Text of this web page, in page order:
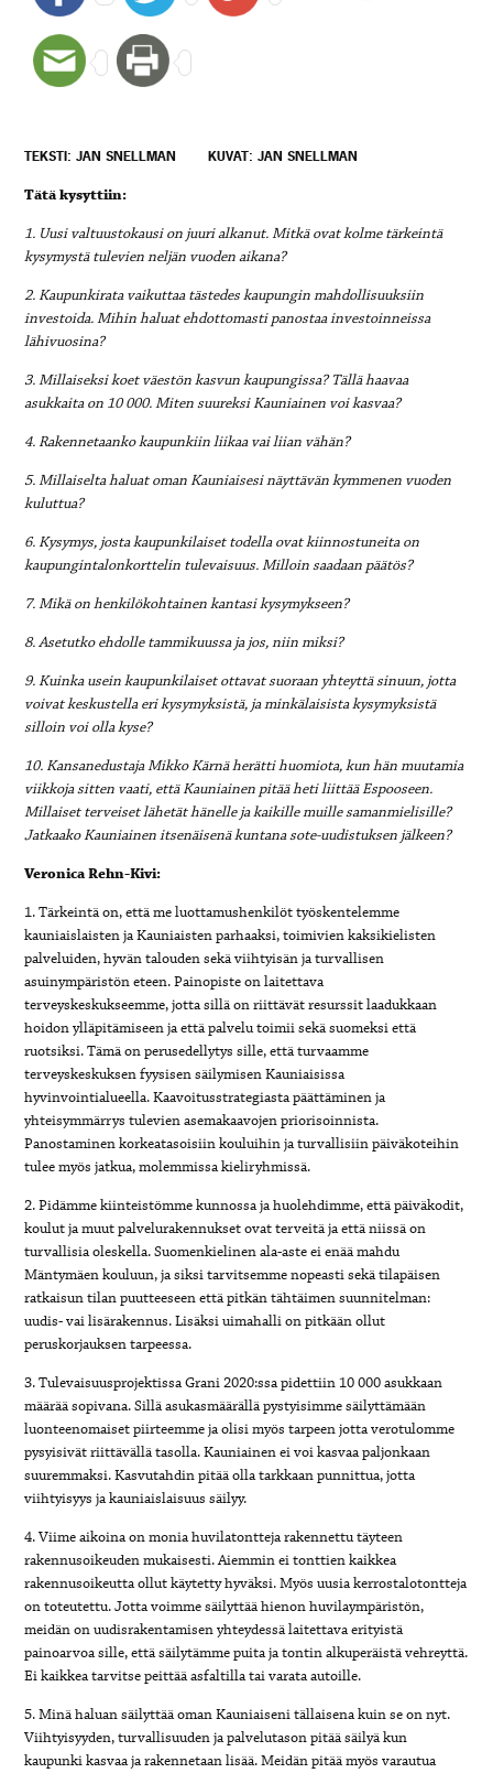
TEKSTI: JAN SNELLMAN KUVAT: JAN SNELLMAN
Tätä kysyttiin:
1. Uusi valtuustokausi on juuri alkanut. Mitkä ovat kolme tärkeintä
kysymystä tulevien neljän vuoden aikana?
2. Kaupunkirata vaikuttaa tästedes kaupungin mahdollisuuksiin
investoida. Mihin haluat ehdottomasti panostaa investoinneissa
lähivuosina?
3. Millaiseksi koet väestön kasvun kaupungissa? Tällä haavaa
asukkaita on 10 000. Miten suureksi Kauniainen voi kasvaa?
4. Rakennetaanko kaupunkiin liikaa vai liian vähän?
5. Millaiselta haluat oman Kauniaisesi näyttävän kymmenen vuoden
kuluttua?
6. Kysymys, josta kaupunkilaiset todella ovat kiinnostuneita on
kaupungintalonkorttelin tulevaisuus. Milloin saadaan päätös?
7. Mikä on henkilökohtainen kantasi kysymykseen?
8. Asetutko ehdolle tammikuussa ja jos, niin miksi?
9. Kuinka usein kaupunkilaiset ottavat suoraan yhteyttä sinuun, jotta
voivat keskustella eri kysymyksistä, ja minkälaisista kysymyksistä
silloin voi olla kyse?
10. Kansanedustaja Mikko Kärnä herätti huomiota, kun hän muutamia
viikkoja sitten vaati, että Kauniainen pitää heti liittää Espooseen.
Millaiset terveiset lähetät hänelle ja kaikille muille samanmielisille?
Jatkaako Kauniainen itsenäisenä kuntana sote-uudistuksen jälkeen?
Veronica Rehn-Kivi:
1. Tärkeintä on, että me luottamushenkilöt työskentelemme
kauniaislaisten ja Kauniaisten parhaaksi, toimivien kaksikielisten
palveluiden, hyvän talouden sekä viihtyisän ja turvallisen
asuinympäristön eteen. Painopiste on laitettava
terveyskeskukseemme, jotta sillä on riittävät resurssit laadukkaan
hoidon ylläpitämiseen ja että palvelu toimii sekä suomeksi että
ruotsiksi. Tämä on perusedellytys sille, että turvaamme
terveyskeskuksen fyysisen säilymisen Kauniaisissa
hyvinvointialueella. Kaavoitusstrategiasta päättäminen ja
yhteisymmärrys tulevien asemakaavojen priorisoinnista.
Panostaminen korkeatasoisiin kouluihin ja turvallisiin päiväkoteihin
tulee myös jatkua, molemmissa kieliryhmissä.
2. Pidämme kiinteistömme kunnossa ja huolehdimme, että päiväkodit,
koulut ja muut palvelurakennukset ovat terveitä ja että niissä on
turvallisia oleskella. Suomenkielinen ala-aste ei enää mahdu
Mäntymäen kouluun, ja siksi tarvitsemme nopeasti sekä tilapäisen
ratkaisun tilan puutteeseen että pitkän tähtäimen suunnitelman:
uudis- vai lisärakennus. Lisäksi uimahalli on pitkään ollut
peruskorjauksen tarpeessa.
3. Tulevaisuusprojektissa Grani 2020:ssa pidettiin 10 000 asukkaan
määrää sopivana. Sillä asukasmäärällä pystyisimme säilyttämään
luonteenomaiset piirteemme ja olisi myös tarpeen jotta verotulomme
pysyisivät riittävällä tasolla. Kauniainen ei voi kasvaa paljonkaan
suuremmaksi. Kasvutahdin pitää olla tarkkaan punnittua, jotta
viihtyisyys ja kauniaislaisuus säilyy.
4. Viime aikoina on monia huvilatontteja rakennettu täyteen
rakennusoikeuden mukaisesti. Aiemmin ei tonttien kaikkea
rakennusoikeutta ollut käytetty hyväksi. Myös uusia kerrostalotontteja
on toteutettu. Jotta voimme säilyttää hienon huvilaympäristön,
meidän on uudisrakentamisen yhteydessä laitettava erityistä
painoarvoa sille, että säilytämme puita ja tontin alkuperäistä vehreyttä.
Ei kaikkea tarvitse peittää asfaltilla tai varata autoille.
5. Minä haluan säilyttää oman Kauniaiseni tällaisena kuin se on nyt.
Viihtyisyyden, turvallisuuden ja palvelutason pitää säilyä kun
kaupunki kasvaa ja rakennetaan lisää. Meidän pitää myös varautua